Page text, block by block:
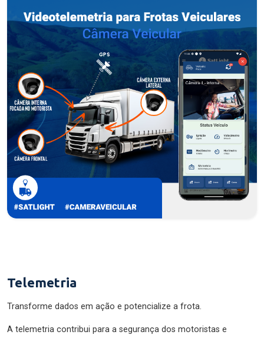
Telemetria
Transforme dados em ação e potencialize a frota.
A telemetria contribui para a segurança dos motoristas e